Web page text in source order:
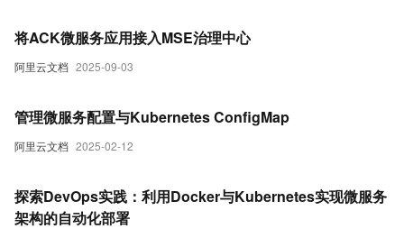
阿里云文档 2025-09-03
将ACK微服务应用接入MSE治理中心
阿里云文档 2025-02-12
管理微服务配置与Kubernetes ConfigMap
探索DevOps实践：利用Docker与Kubernetes实现微服务
架构的自动化部署